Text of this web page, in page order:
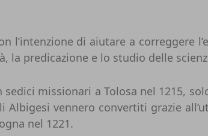
l’intenzione di aiutare a correggere
la predicazione e lo studio delle
missionari a Tolosa nel 1215,
vennero convertiti grazie
nel 1221.